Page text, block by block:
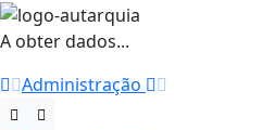
A obter dados...
Administração